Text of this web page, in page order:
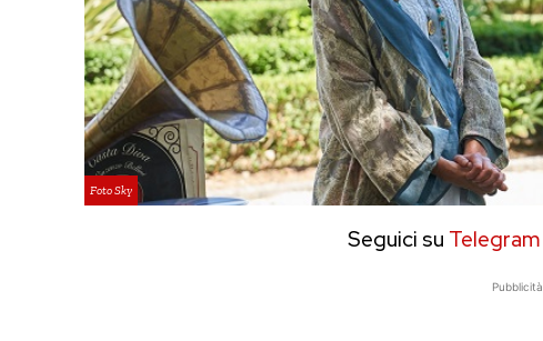
Foto Sky
Seguici su Telegram
Pubblicità